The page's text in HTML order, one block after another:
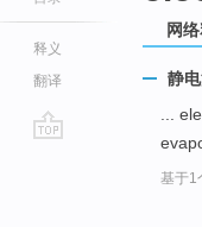
释义
翻译
网
静
...
基于1